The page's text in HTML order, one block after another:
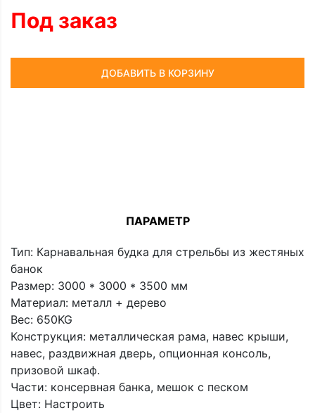
Под заказ
ДОБАВИТЬ В КОРЗИНУ
ПАРАМЕТР
Тип: Карнавальная будка для стрельбы из жестяных
банок
Размер: 3000 * 3000 * 3500 мм
Материал: металл + дерево
Вес: 650KG
Конструкция: металлическая рама, навес крыши,
навес, раздвижная дверь, опционная консоль,
призовой шкаф.
Части: консервная банка, мешок с песком
Цвет: Настроить